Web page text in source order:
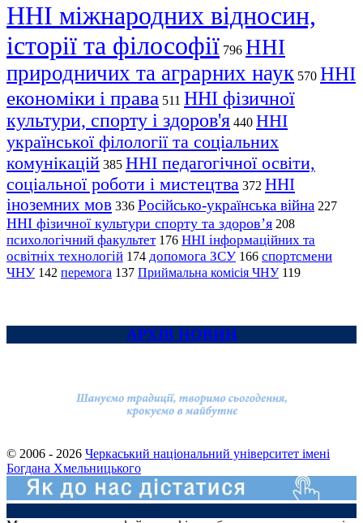
ННІ міжнародних відносин,
історії та філософії 796 ННІ
природничих та аграрних наук 570 ННІ
економіки і права 511 ННІ фізичної
культури, спорту і здоров'я 440 ННІ
української філології та соціальних
комунікацій 385 ННІ педагогічної освіти,
соціальної роботи і мистецтва 372 ННІ
іноземних мов 336 Російсько-українська війна 227
ННІ фізичної культури спорту та здоров’я 208
психологічний факультет 176 ННІ інформаційних та
освітніх технологій 174 допомога ЗСУ 166 спортсмени
ЧНУ 142 перемога 137 Приймальна комісія ЧНУ 119
АРХІВ НОВИН
© 2006 - 2026 Черкаський національний університет імені
Богдана Хмельницького